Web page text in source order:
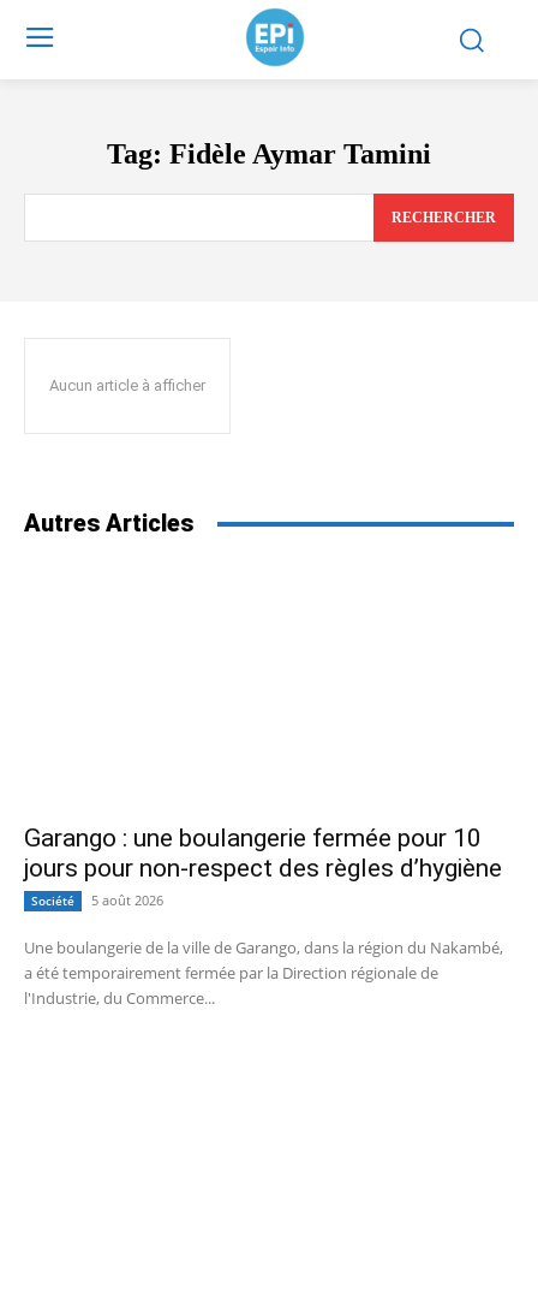
Tag: Fidèle Aymar Tamini
RECHERCHER
Aucun article à afficher
Autres Articles
Garango : une boulangerie fermée pour 10
jours pour non-respect des règles d’hygiène
Société 5 août 2026
Une boulangerie de la ville de Garango, dans la région du Nakambé,
a été temporairement fermée par la Direction régionale de
l'Industrie, du Commerce...